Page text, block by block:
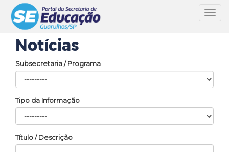
Notícias
Subsecretaria / Programa
Tipo da Informação
Título / Descrição